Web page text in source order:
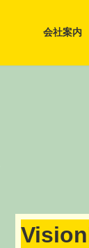
会社案内